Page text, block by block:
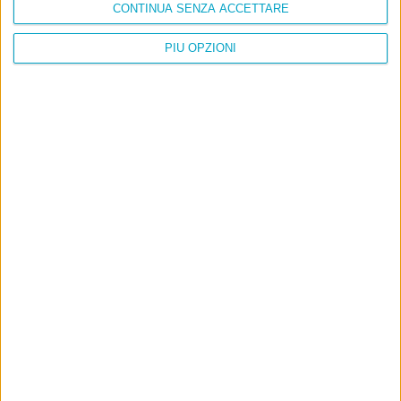
PIÙ OPZIONI
CONTINUA SENZA ACCETTARE